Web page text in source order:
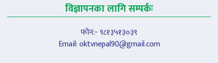
विज्ञापनका लागि सम्पर्कः
फोन:- ९८१३५१३०३९
Email:oktvnepal90@gmail.com